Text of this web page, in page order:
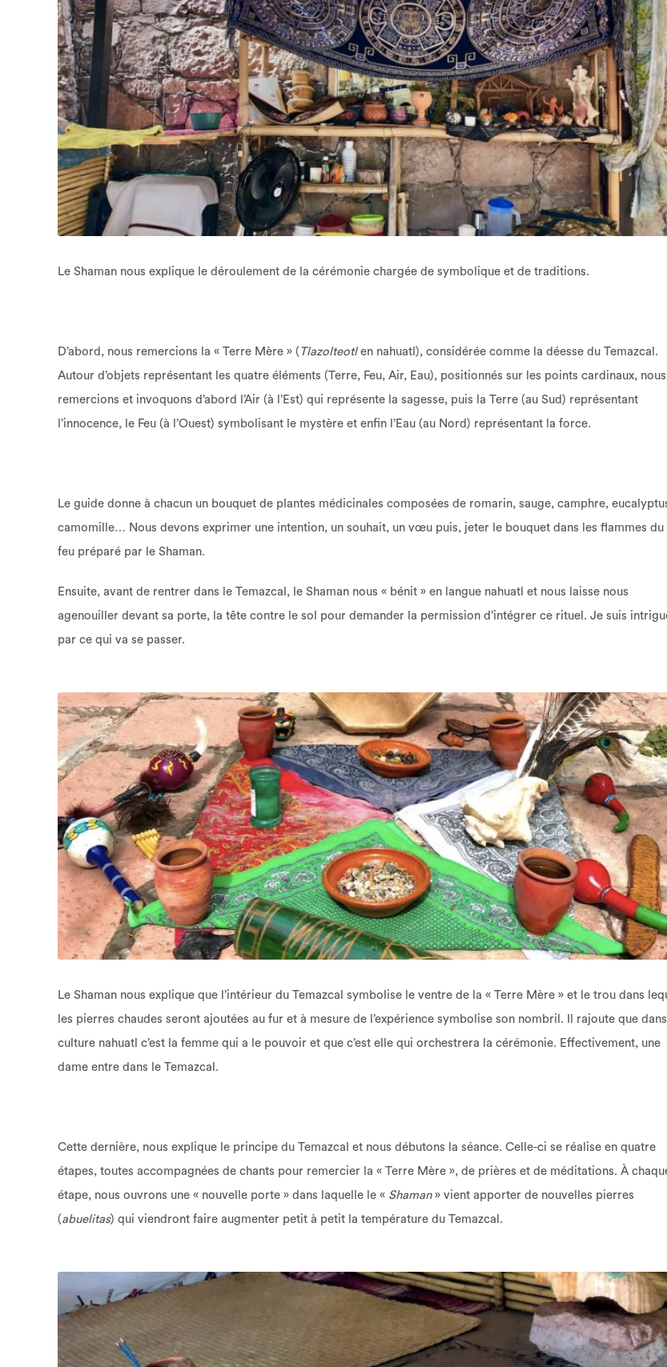
Le Shaman nous explique le déroulement de la cérémonie chargée de symbolique et de traditions.
D’abord, nous remercions la « Terre Mère » ( Tlazolteotlen nahuatl), considérée comme la déesse du Temazcal.
Autour d’objets représentant les quatre éléments (Terre, Feu, Air, Eau), positionnés sur les points cardinaux, nous
remercions et invoquons d’abord l’Air (à l’Est) qui représente la sagesse, puis la Terre (au Sud) représentant
l’innocence, le Feu (à l’Ouest) symbolisant le mystère et enfin l’Eau (au Nord) représentant la force.
Le guide donne à chacun un bouquet de plantes médicinales composées de romarin, sauge, camphre,
camomille… Nous devons exprimer une intention, un souhait, un vœu puis, jeter le bouquet dans les flammes du
feu préparé par le Shaman.
Ensuite, avant de rentrer dans le Temazcal, le Shaman nous « bénit » en langue nahuatl et nous laisse nous
agenouiller devant sa porte, la tête contre le sol pour demander la permission d’intégrer ce rituel. Je suis
par ce qui va se passer.
Le Shaman nous explique que l’intérieur du Temazcal symbolise le ventre de la « Terre Mère » et le trou dans
les pierres chaudes seront ajoutées au fur et à mesure de l’expérience symbolise son nombril. Il rajoute que
culture nahuatl c’est la femme qui a le pouvoir et que c’est elle qui orchestrera la cérémonie. Effectivement, une
dame entre dans le Temazcal.
Cette dernière, nous explique le principe du Temazcal et nous débutons la séance. Celle-ci se réalise en quatre
étapes, toutes accompagnées de chants pour remercier la « Terre Mère », de prières et de méditations. À
étape, nous ouvrons une « nouvelle porte » dans laquelle le « Shaman» vient apporter de nouvelles pierres
(abuelitas) qui viendront faire augmenter petit à petit la température du Temazcal.